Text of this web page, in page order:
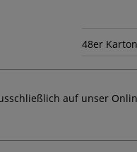
48er
auf unser